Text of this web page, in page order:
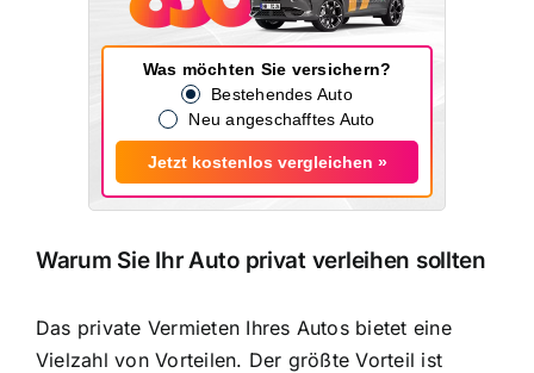
Was möchten Sie versichern?
Bestehendes Auto
Neu angeschafftes Auto
Jetzt kostenlos vergleichen »
Warum Sie Ihr Auto privat verleihen sollten
Das private Vermieten Ihres Autos bietet eine
Vielzahl von Vorteilen. Der größte Vorteil ist